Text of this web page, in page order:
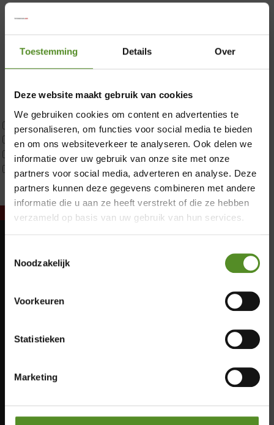
Toestemming Details Over
Deze website maakt gebruik van cookies
We gebruiken cookies om content en advertenties te
personaliseren, om functies voor social media te bieden
en om ons websiteverkeer te analyseren. Ook delen we
informatie over uw gebruik van onze site met onze
partners voor social media, adverteren en analyse. Deze
partners kunnen deze gegevens combineren met andere
informatie die u aan ze heeft verstrekt of die ze hebben
verzameld op basis van uw gebruik van hun services.
Noodzakelijk
Voorkeuren
Statistieken
Marketing
2 personen split
Twijfelaar
Materiaal
Latex
Traagschuim
Tweepersoons 1 kern
Tweepersoons 1 kern product
Tweepersoons 2 kernen
Webshop Only Collectie
Openingstijden:
Dinsdag: Op afspraak 08:00 - 22:00
Vrijdag: Op afspraak 08:00 - 22:00
Zondag: 12:00 – 17:00
WhatApp: +31 085 0647857
Zondag: 12:00 – 17:00
×